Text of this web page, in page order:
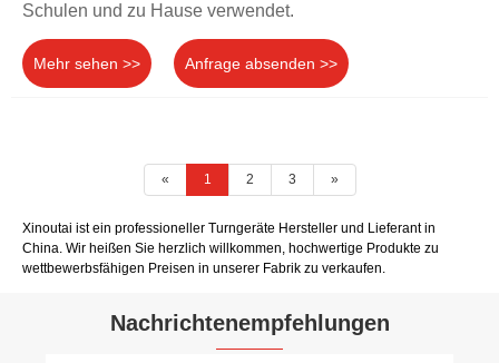
Schulen und zu Hause verwendet.
Mehr sehen >> Anfrage absenden >>
« 1 2 3 »
Xinoutai ist ein professioneller Turngeräte Hersteller und Lieferant in
China. Wir heißen Sie herzlich willkommen, hochwertige Produkte zu
wettbewerbsfähigen Preisen in unserer Fabrik zu verkaufen.
Nachrichtenempfehlungen